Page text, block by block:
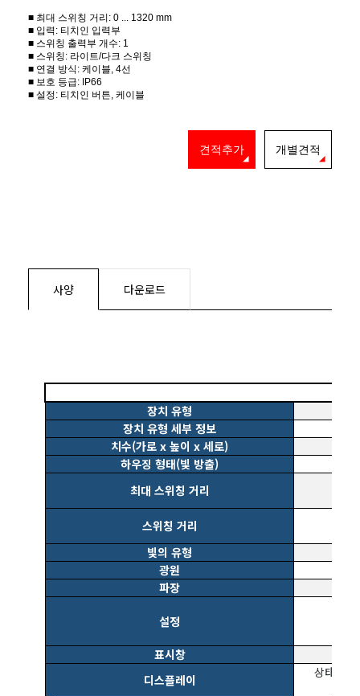
■ 최대 스위칭 거리: 0 ... 1320 mm
■ 입력: 티치인 입력부
■ 스위칭 출력부 개수: 1
■ 스위칭: 라이트/다크 스위칭
■ 연결 방식: 케이블, 4선
■ 보호 등급: IP66
■ 설정: 티치인 버튼, 케이블
견적추가 개별견적
사양 다운로드
장치 유형
장치 유형 세부 정보
치수(가로 x 높이 x 세로)
하우징 형태(빛 방출)
최대 스위칭 거리
스위칭 거리
빛의 유형
광원
파장
설정
표시창
디스플레이
상태